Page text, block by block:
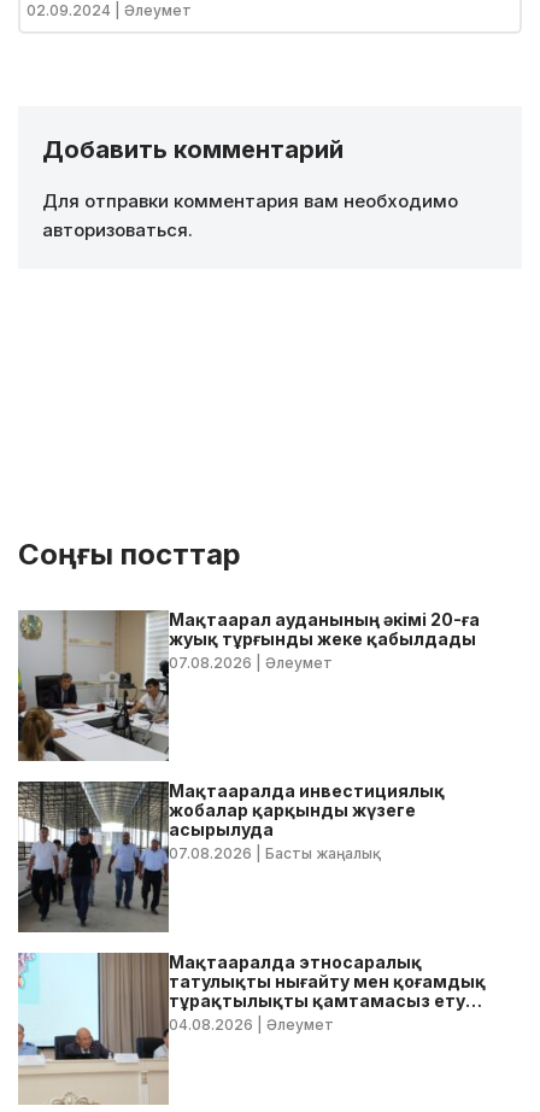
Жолдауы
02.09.2024 | Әлеумет
Добавить комментарий
Для отправки комментария вам необходимо
авторизоваться.
Соңғы посттар
Мақтаарал ауданының әкімі 20-ға
жуық тұрғынды жеке қабылдады
07.08.2026 | Әлеумет
Мақтааралда инвестициялық
жобалар қарқынды жүзеге
асырылуда
07.08.2026 | Басты жаңалық
Мақтааралда этносаралық
татулықты нығайту мен қоғамдық
тұрақтылықты қамтамасыз ету
бойынша жедел кеңес өтті
04.08.2026 | Әлеумет